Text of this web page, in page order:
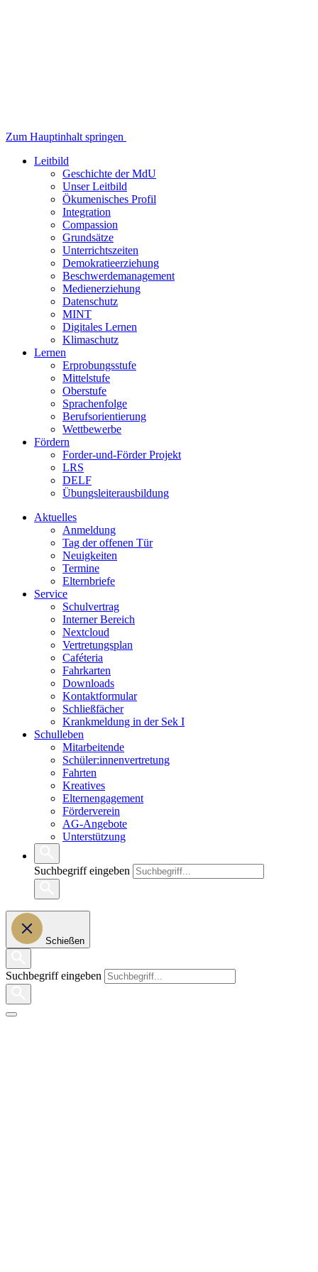
Zum Hauptinhalt springen
Leitbild
Geschichte der MdU
Unser Leitbild
Ökumenisches Profil
Integration
Compassion
Grundsätze
Unterrichtszeiten
Demokratieerziehung
Beschwerdemanagement
Medienerziehung
Datenschutz
MINT
Digitales Lernen
Klimaschutz
Lernen
Erprobungsstufe
Mittelstufe
Oberstufe
Sprachenfolge
Berufsorientierung
Wettbewerbe
Fördern
Forder-und-Förder Projekt
LRS
DELF
Übungsleiterausbildung
Aktuelles
Anmeldung
Tag der offenen Tür
Neuigkeiten
Termine
Elternbriefe
Service
Schulvertrag
Interner Bereich
Nextcloud
Vertretungsplan
Caféteria
Fahrkarten
Downloads
Kontaktformular
Schließfächer
Krankmeldung in der Sek I
Schulleben
Mitarbeitende
Schüler:innenvertretung
Fahrten
Kreatives
Elternengagement
Förderverein
AG-Angebote
Unterstützung
Suchbegriff eingeben
Schießen
Suchbegriff eingeben